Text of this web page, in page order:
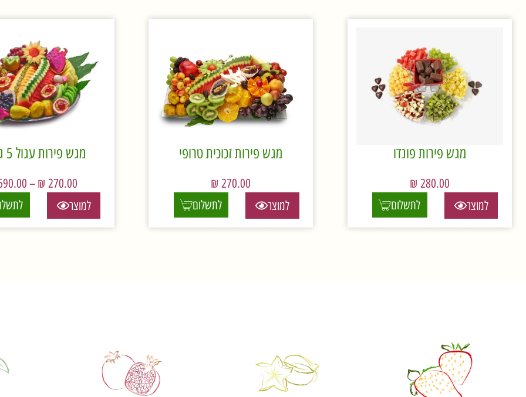
מגש פירות פונדו
280.00
₪
למוצר
לתשלום
מגש פירות זכוכית טרופי
270.00
₪
למוצר
לתשלום
מגש פירות עגול 5 גדלים
270.00
₪
–
למוצר